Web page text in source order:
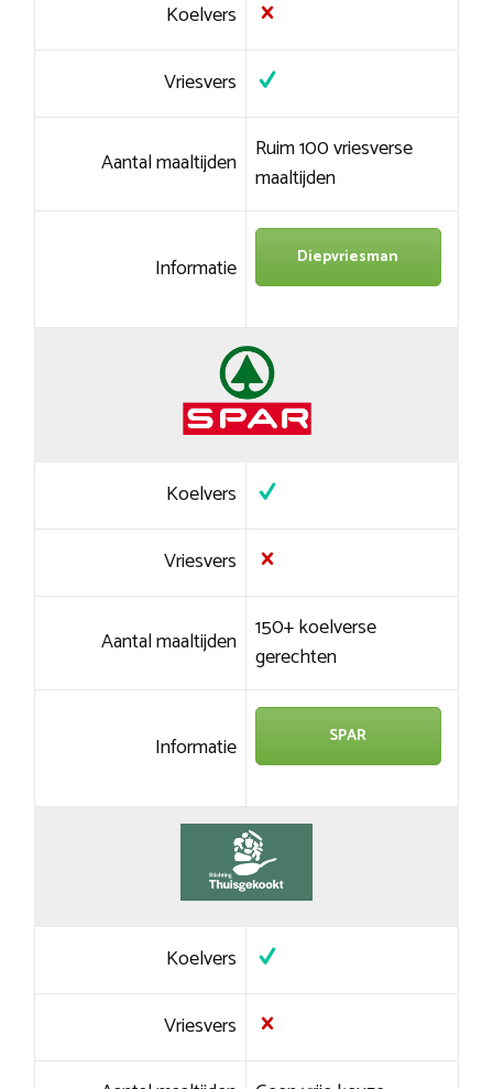
Koelvers
Vriesvers
Aantal maaltijden Ruim 100 vriesverse
maaltijden
Informatie Diepvriesman
Koelvers
Vriesvers
Aantal maaltijden 150+ koelverse
gerechten
Informatie SPAR
Koelvers
Vriesvers